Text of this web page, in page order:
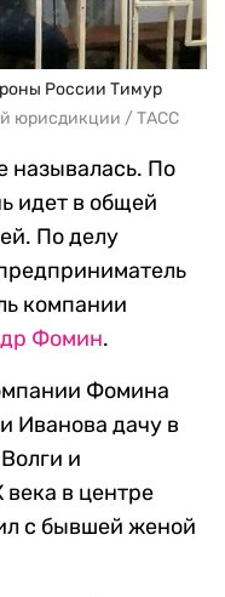
России Тимур
юрисдикции / ТАСС
называлась. По
идет в общей
По делу
компании
Фомин.
Фомина
Иванова дачу в
и
в центре
с бывшей женой